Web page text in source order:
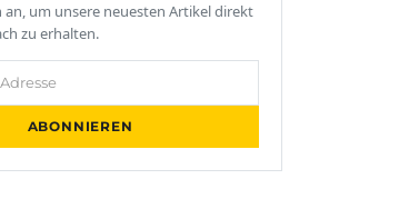
an, um unsere neuesten Artikel direkt
zu erhalten.
ABONNIEREN